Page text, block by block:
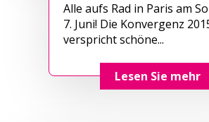
Alle aufs Rad in Paris am
7. Juni! Die Konvergenz
verspricht schöne...
Lesen Sie mehr